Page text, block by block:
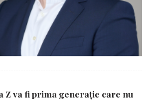
Z va fi prima generație care nu